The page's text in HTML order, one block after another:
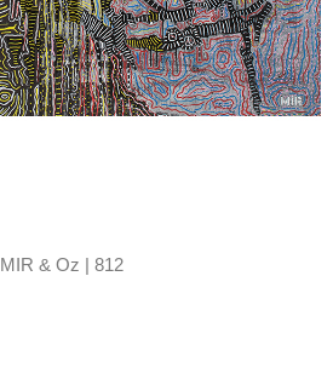
MIR & Oz | 812